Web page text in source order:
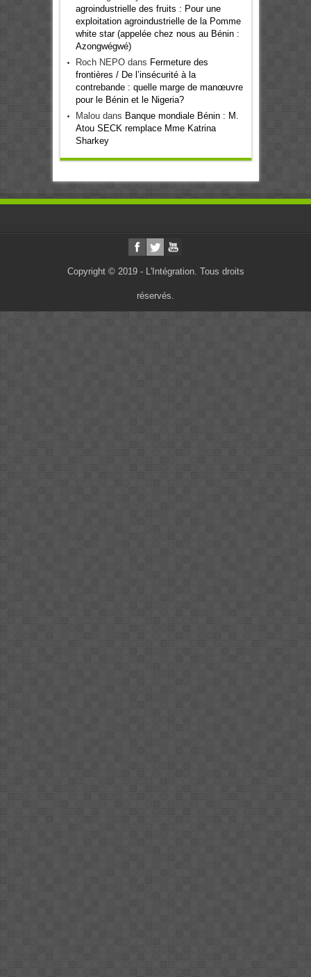
agroindustrielle des fruits : Pour une
exploitation agroindustrielle de la Pomme
white star (appelée chez nous au Bénin :
Azongwégwé)
Roch NEPOdans Fermeture des
frontières / De l’insécurité à la
contrebande : quelle marge de manœuvre
pour le Bénin et le Nigeria?
Maloudans Banque mondiale Bénin : M.
Atou SECK remplace Mme Katrina
Sharkey
Copyright © 2019 - L'Intégration. Tous droits
réservés.